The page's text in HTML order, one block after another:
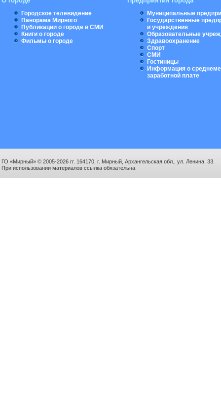
Городское телевидение
Панорама Мирного
Публикации о городе в СМИ
Книги о городе
Фильмы о городе
Муниципальные
Государственные
и учреждения
Образовательные
Здравоохранение
Спорт
СМИ
Гостиницы
Информация о
заработной плате
ГО «Мирный» © 2005-2026 гг. 164170, г. Мирный, Архангельская обл., ул. Ленина, 33.
При использовании материалов ссылка обязательна.